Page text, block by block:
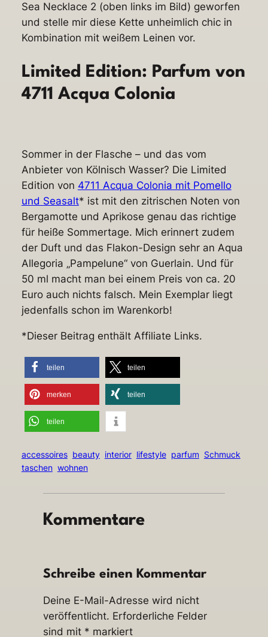
Sea Necklace 2 (oben links im Bild) geworfen
und stelle mir diese Kette unheimlich chic in
Kombination mit weißem Leinen vor.
Limited Edition: Parfum von
4711 Acqua Colonia
Sommer in der Flasche – und das vom
Anbieter von Kölnisch Wasser? Die Limited
Edition von 4711 Acqua Colonia mit Pomello
und Seasalt* ist mit den zitrischen Noten von
Bergamotte und Aprikose genau das richtige
für heiße Sommertage. Mich erinnert zudem
der Duft und das Flakon-Design sehr an Aqua
Allegoria „Pampelune“ von Guerlain. Und für
50 ml macht man bei einem Preis von ca. 20
Euro auch nichts falsch. Mein Exemplar liegt
jedenfalls schon im Warenkorb!
*Dieser Beitrag enthält Affiliate Links.
teilen teilen
merken teilen
teilen
accessoires beauty interior lifestyle parfum Schmuck
taschen wohnen
Kommentare
Schreibe einen Kommentar
Deine E-Mail-Adresse wird nicht
veröffentlicht. Erforderliche Felder
sind mit * markiert